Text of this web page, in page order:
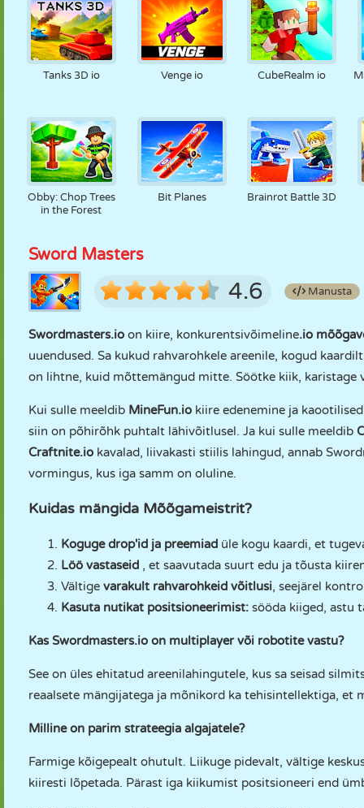
Tanks 3D io Venge io CubeRealm io
Obby: Chop Trees
in the Forest
Bit Planes Brainrot Battle 3D
Sword Masters
4.6 Manusta
Swordmasters.io on kiire, konkurentsivõimeline.io
uuendused. Sa kukud rahvarohkele areenile, kogud
on lihtne, kuid mõttemängud mitte. Söötke kiik, karistage
Kui sulle meeldib MineFun.io kiire edenemine ja
siin on põhirõhk puhtalt lähivõitlusel. Ja kui sulle meeldib
Craftnite.io kavalad, liivakasti stiilis lahingud, annab
vormingus, kus iga samm on oluline.
Kuidas mängida Mõõgameistrit?
Koguge drop'id ja preemiad üle kogu kaardi, et
Löö vastaseid , et saavutada suurt edu ja tõusta
Vältige varakult rahvarohkeid võitlusi, seejärel
Kasuta nutikat positsioneerimist: sööda kiiged, astu
Kas Swordmasters.io on multiplayer või robotite vastu?
See on üles ehitatud areenilahingutele, kus sa seisad
reaalsete mängijatega ja mõnikord ka tehisintellektiga, et
Milline on parim strateegia algajatele?
Farmige kõigepealt ohutult. Liikuge pidevalt, vältige
kiiresti lõpetada. Pärast iga kiikumist positsioneeri end